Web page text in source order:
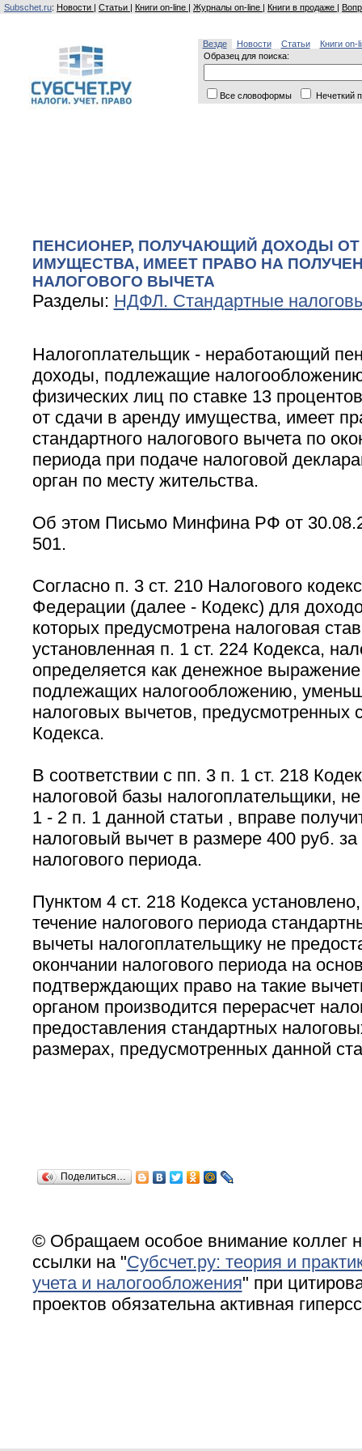
Subschet.ru: Новости | Статьи | Книги on-line | Журналы on-line | Книги в продаже |
Везде Новости Статьи
Книги on-
Образец для поиска:
Все словоформы Нечеткий
ПЕНСИОНЕР, ПОЛУЧАЮЩИЙ ДОХОДЫ ОТ
ИМУЩЕСТВА, ИМЕЕТ ПРАВО НА
НАЛОГОВОГО ВЫЧЕТА
Разделы: НДФЛ. Стандартные
Налогоплательщик - неработающий
доходы, подлежащие
физических лиц по ставке 13
от сдачи в аренду имущества, имеет
стандартного налогового вычета по
периода при подаче налоговой
орган по месту жительства.
Об этом Письмо Минфина РФ от
501.
Согласно п. 3 ст. 210 Налогового
Федерации (далее - Кодекс) для
которых предусмотрена налоговая
установленная п. 1 ст. 224 Кодекса,
определяется как денежное
подлежащих налогообложению,
налоговых вычетов, предусмотренных
Кодекса.
В соответствии с пп. 3 п. 1 ст. 218
налоговой базы налогоплательщики,
1 - 2 п. 1 данной статьи , вправе
налоговый вычет в размере 400 руб.
налогового периода.
Пунктом 4 ст. 218 Кодекса
течение налогового периода
вычеты налогоплательщику не
окончании налогового периода на
подтверждающих право на такие
органом производится перерасчет
предоставления стандартных
размерах, предусмотренных данной
Поделиться…
© Обращаем особое внимание коллег
ссылки на "Субсчет.ру: теория и
учета и налогообложения" при
проектов обязательна активная